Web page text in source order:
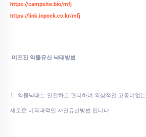
https://campsite.bio/mfj
https://link.inpock.co.kr/mfj
미프진 약물유산 낙태방법
1. 약물낙태는 안전하고 편리하며 외상적인 고통이없는
새로운 비외과적인 자연유산방법 입니다